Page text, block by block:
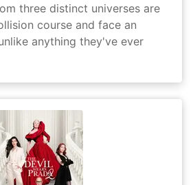
three distinct universes are
course and face an
anything they've ever